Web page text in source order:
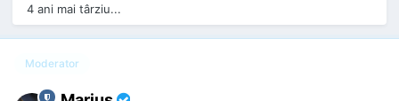
4 ani mai târziu...
Moderator